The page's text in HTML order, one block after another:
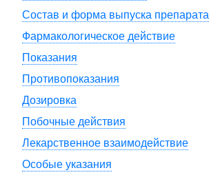
Состав и форма выпуска препарата
Фармакологическое действие
Показания
Противопоказания
Дозировка
Побочные действия
Лекарственное взаимодействие
Особые указания